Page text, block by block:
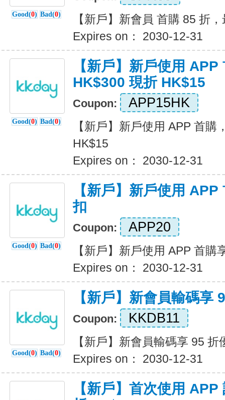
Good(0) Bad(0)
【新戶】新會員 首購 85 折
Expires on： 2030-12-31
Good(0) Bad(0)
【新戶】新戶使用
HK$300 現折 HK$15
Coupon: APP15HK
【新戶】新戶使用 APP 首
HK$15
Expires on： 2030-12-31
Good(0) Bad(0)
【新戶】新戶使用
扣
Coupon: APP20
【新戶】新戶使用 APP 首購
Expires on： 2030-12-31
Good(0) Bad(0)
【新戶】新會員輸碼享
Coupon: KKDB11
【新戶】新會員輸碼享 95 折
Expires on： 2030-12-31
【新戶】首次使用